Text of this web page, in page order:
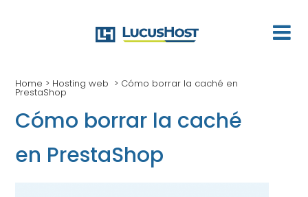
Home > Hosting web > Cómo borrar la caché en
PrestaShop
Cómo borrar la caché
en PrestaShop